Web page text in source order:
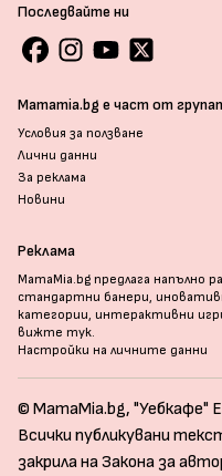
Последвайте ни
Mamamia.bg е част от
Условия за ползване
Лични данни
За реклама
Новини
Реклама
MamaMia.bg предлага напълно
стандартни банери,
категории, интерактивни
вижте тук.
Настройки на личните данни
© MamaMia.bg, "Уебкафе"
Всички публикувани
закрила на Закона за